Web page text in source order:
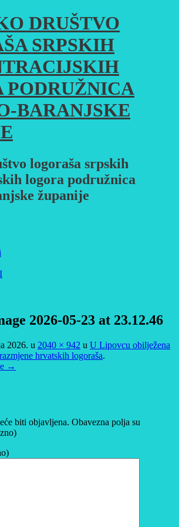
DRUŠTVO
SRPSKIH
PODRUŽNICA
BARANJSKE
logoraša srpskih
logora podružnica
županije
2026-05-23 at 23.12.46
2026. u 2040 × 942 u U Lipovcu obilježena
hrvatskih logoraša.
→
biti objavljena. Obavezna polja su